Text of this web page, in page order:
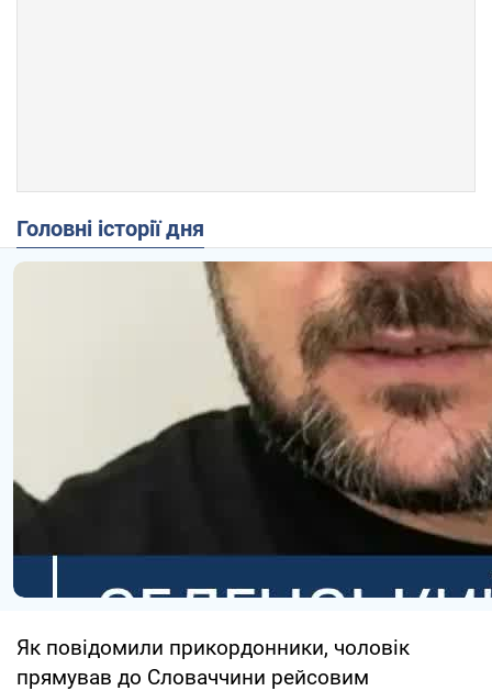
Головні історії дня
Як повідомили прикордонники, чоловік
прямував до Словаччини рейсовим